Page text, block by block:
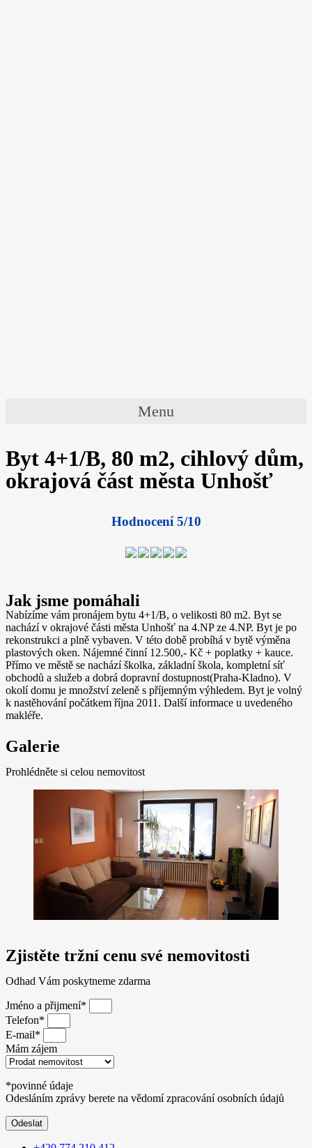
Menu
Byt 4+1/B, 80 m2, cihlový dům,
okrajová část města Unhošť
Hodnocení 5/10
Jak jsme pomáhali
Nabízíme vám pronájem bytu 4+1/B, o velikosti 80 m2. Byt se
nachází v okrajové části města Unhošť na 4.NP ze 4.NP. Byt je po
rekonstrukci a plně vybaven. V této době probíhá v bytě výměna
plastových oken. Nájemné činní 12.500,- Kč + poplatky + kauce.
Přímo ve městě se nachází školka, základní škola, kompletní síť
obchodů a služeb a dobrá dopravní dostupnost(Praha-Kladno). V
okolí domu je množství zeleně s příjemným výhledem. Byt je volný
k nastěhování počátkem října 2011. Další informace u uvedeného
makléře.
Galerie
Prohlédněte si celou nemovitost
Zjistěte tržní cenu své nemovitosti
Odhad Vám poskytneme zdarma
Jméno a přijmení*
Telefon*
E-mail*
Mám zájem
*povinné údaje
Odesláním zprávy berete na vědomí zpracování osobních údajů
Odeslat